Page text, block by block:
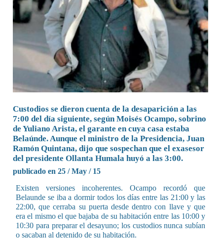
Custodios se dieron cuenta de la desaparición a las
7:00 del día siguiente, según Moisés Ocampo, sobrino
de Yuliano Arista, el garante en cuya casa estaba
Belaúnde. Aunque el ministro de la Presidencia, Juan
Ramón Quintana, dijo que sospechan que el exasesor
del presidente Ollanta Humala huyó a las 3:00.
publicado en 25 / May / 15
Existen versiones incoherentes. Ocampo recordó que
Belaunde se iba a dormir todos los días entre las 21:00 y las
22:00, que cerraba su puerta desde dentro con llave y que
era el mismo el que bajaba de su habitación entre las 10:00 y
10:30 para preparar el desayuno; los custodios nunca subían
o sacaban al detenido de su habitación.